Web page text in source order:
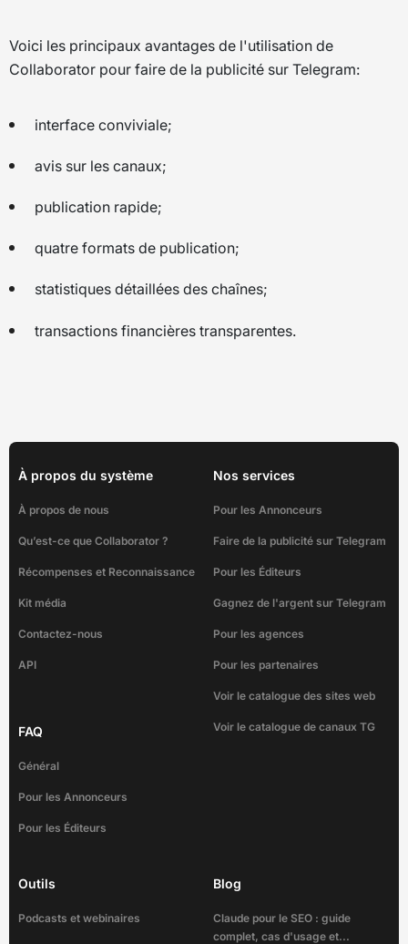
Voici les principaux avantages de l'utilisation de
Collaborator pour faire de la publicité sur Telegram:
interface conviviale;
avis sur les canaux;
publication rapide;
quatre formats de publication;
statistiques détaillées des chaînes;
transactions financières transparentes.
À propos du système
À propos de nous
Qu’est-ce que Collaborator ?
Récompenses et Reconnaissance
Kit média
Contactez-nous
API
FAQ
Général
Pour les Annonceurs
Pour les Éditeurs
Nos services
Pour les Annonceurs
Faire de la publicité sur Telegram
Pour les Éditeurs
Gagnez de l'argent sur Telegram
Pour les agences
Pour les partenaires
Voir le catalogue des sites web
Voir le catalogue de canaux TG
Outils
Podcasts et webinaires
Blog
Claude pour le SEO : guide
complet, cas d'usage et...